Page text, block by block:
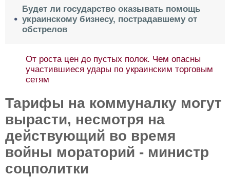
Будет ли государство оказывать помощь
украинскому бизнесу, пострадавшему от
обстрелов
От роста цен до пустых полок. Чем опасны
участившиеся удары по украинским торговым
сетям
Тарифы на коммуналку могут
вырасти, несмотря на
действующий во время
войны мораторий - министр
соцполитки